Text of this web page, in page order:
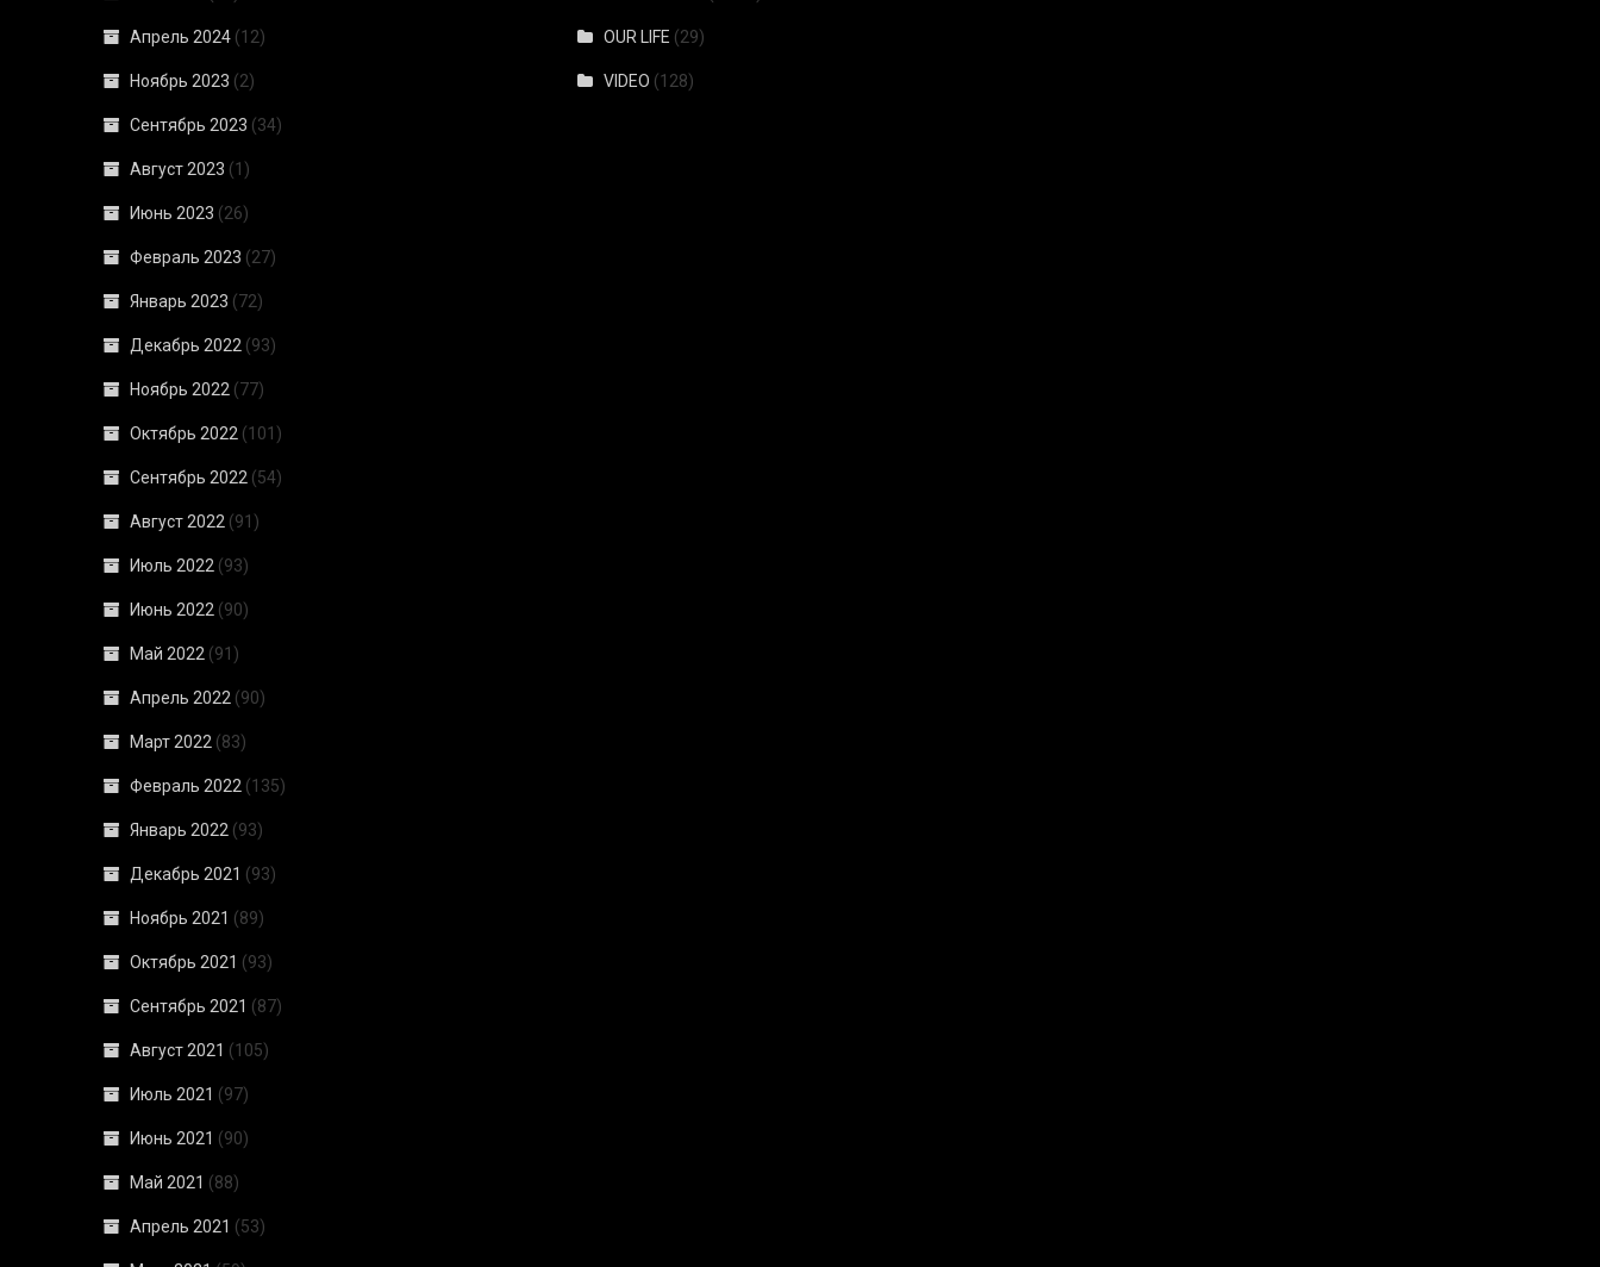
Апрель 2024 (12)
Ноябрь 2023 (2)
Сентябрь 2023 (34)
Август 2023 (1)
Июнь 2023 (26)
Февраль 2023 (27)
Январь 2023 (72)
Декабрь 2022 (93)
Ноябрь 2022 (77)
Октябрь 2022 (101)
Сентябрь 2022 (54)
Август 2022 (91)
Июль 2022 (93)
Июнь 2022 (90)
Май 2022 (91)
Апрель 2022 (90)
Март 2022 (83)
Февраль 2022 (135)
Январь 2022 (93)
Декабрь 2021 (93)
Ноябрь 2021 (89)
Октябрь 2021 (93)
Сентябрь 2021 (87)
Август 2021 (105)
Июль 2021 (97)
Июнь 2021 (90)
Май 2021 (88)
Апрель 2021 (53)
OUR LIFE (29)
VIDEO (128)